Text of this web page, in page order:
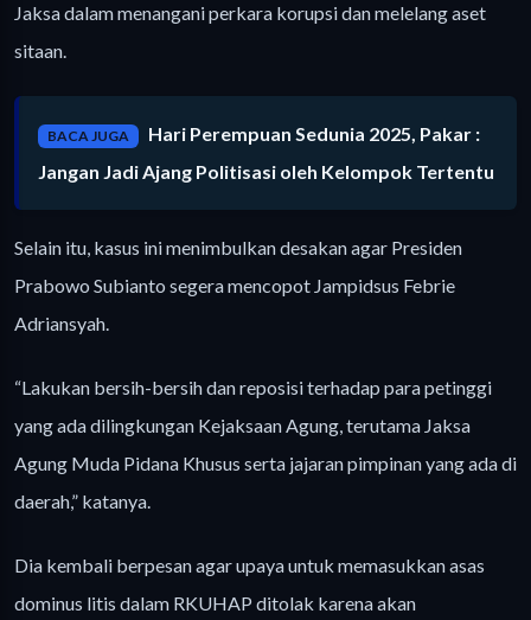
Jaksa dalam menangani perkara korupsi dan melelang aset
sitaan.
BACA JUGA
Hari Perempuan Sedunia 2025, Pakar :
Jangan Jadi Ajang Politisasi oleh Kelompok Tertentu
Selain itu, kasus ini menimbulkan desakan agar Presiden
Prabowo Subianto segera mencopot Jampidsus Febrie
Adriansyah.
“Lakukan bersih-bersih dan reposisi terhadap para petinggi
yang ada dilingkungan Kejaksaan Agung, terutama Jaksa
Agung Muda Pidana Khusus serta jajaran pimpinan yang ada di
daerah,” katanya.
Dia kembali berpesan agar upaya untuk memasukkan asas
dominus litis dalam RKUHAP ditolak karena akan